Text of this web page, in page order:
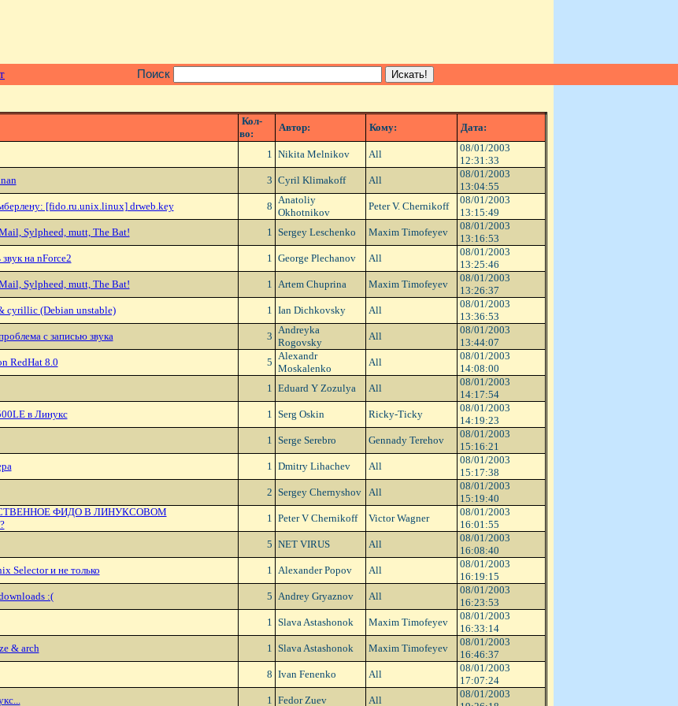
Поиск
Кол-
во:
Автор: Кому: Дата:
1 Nikita Melnikov All
08/01/2003
12:31:33
3 Cyril Klimakoff All
08/01/2003
13:04:55
[fido.ru.unix.linux] drweb.key
8
Anatoliy
Okhotnikov
Peter V. Chernikoff
08/01/2003
13:15:49
Sylpheed, mutt, The Bat!
1 Sergey Leschenko Maxim Timofeyev
08/01/2003
13:16:53
на nForce2
1 George Plechanov All
08/01/2003
13:25:46
Sylpheed, mutt, The Bat!
1 Artem Chuprina Maxim Timofeyev
08/01/2003
13:26:37
cyrillic (Debian unstable)
1 Ian Dichkovsky All
08/01/2003
13:36:53
с записью звука
3
Andreyka
Rogovsky
All
08/01/2003
13:44:07
RedHat 8.0
5
Alexandr
Moskalenko
All
08/01/2003
14:08:00
1 Eduard Y Zozulya All
08/01/2003
14:17:54
в Линукс
1 Serg Oskin Ricky-Ticky
08/01/2003
14:19:23
1 Serge Serebro Gennady Terehov
08/01/2003
15:16:21
1 Dmitry Lihachev All
08/01/2003
15:17:38
2 Sergey Chernyshov All
08/01/2003
15:19:40
ФИДО В ЛИHУКСОВОМ
1 Peter V Chernikoff Victor Wagner
08/01/2003
16:01:55
5 NET VIRUS All
08/01/2003
16:08:40
Selector и не только
1 Alexander Popov All
08/01/2003
16:19:15
:(
5 Andrey Gryaznov All
08/01/2003
16:23:53
1 Slava Astashonok Maxim Timofeyev
08/01/2003
16:33:14
& arch
1 Slava Astashonok Maxim Timofeyev
08/01/2003
16:46:37
8 Ivan Fenenko All
08/01/2003
17:07:24
1 Fedor Zuev All
08/01/2003